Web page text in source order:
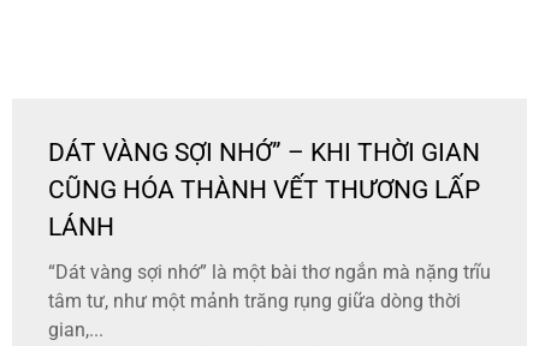
DÁT VÀNG SỢI NHỚ” – KHI THỜI GIAN
CŨNG HÓA THÀNH VẾT THƯƠNG LẤP
LÁNH
“Dát vàng sợi nhớ” là một bài thơ ngắn mà nặng trĩu
tâm tư, như một mảnh trăng rụng giữa dòng thời
gian,...